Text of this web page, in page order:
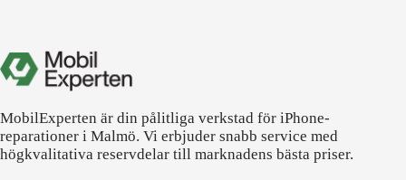
MobilExperten är din pålitliga verkstad för iPhone-
reparationer i Malmö. Vi erbjuder snabb service med
högkvalitativa reservdelar till marknadens bästa priser.